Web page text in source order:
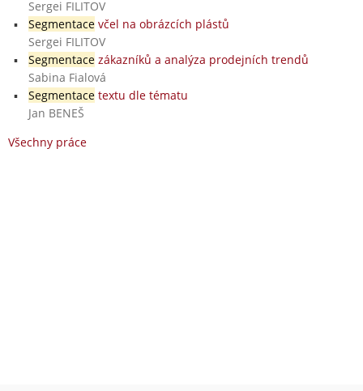
Sergei FILITOV
Segmentacevčel na obrázcích plástů
Sergei FILITOV
Segmentacezákazníků a analýza prodejních trendů
Sabina Fialová
Segmentacetextu dle tématu
Jan BENEŠ
Všechny práce